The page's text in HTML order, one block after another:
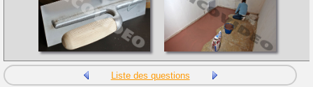
Liste des questions